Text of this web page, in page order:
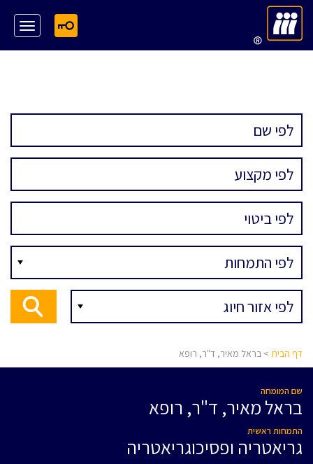
דף הבית > בראל מאיר, ד"ר, רופא
שם המומחה
בראל מאיר, ד"ר, רופא
התמחות ראשית
גריאטריה ופסיכוגריאטריה